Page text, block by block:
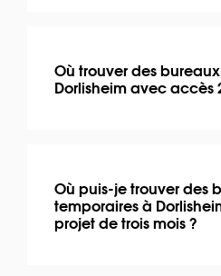
Où trouver des
Dorlisheim avec accès
Où puis-je trouver des
temporaires à
projet de trois mois ?